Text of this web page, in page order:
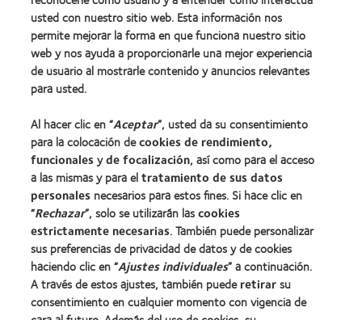
Encuentre su lente
Tecnología para lentes de contacto
Lentes de contacto y visión
Usuario experimentado
Blog
Sobre nosotros
Carreras
Noticias
Contacto
usted con nuestro sitio web. Esta información nos
permite mejorar la forma en que funciona nuestro sitio
web y nos ayuda a proporcionarle una mejor experiencia
de usuario al mostrarle contenido y anuncios relevantes
para usted.
Al hacer clic en “Aceptar”, usted da su consentimiento
para la colocación decookies de rendimiento,
funcionalesyde focalización, así como para el acceso
a las mismas y para eltratamiento de sus datos
personales necesarios para estos fines. Si hace clic en
“Rechazar”, solo se utilizarán lascookies
estrictamente necesarias. También puede personalizar
sus preferencias de privacidad de datos y de cookies
haciendo clic en “Ajustes individuales” a continuación.
A través de estos ajustes, también puederetirarsu
consentimiento en cualquier momento con vigencia de